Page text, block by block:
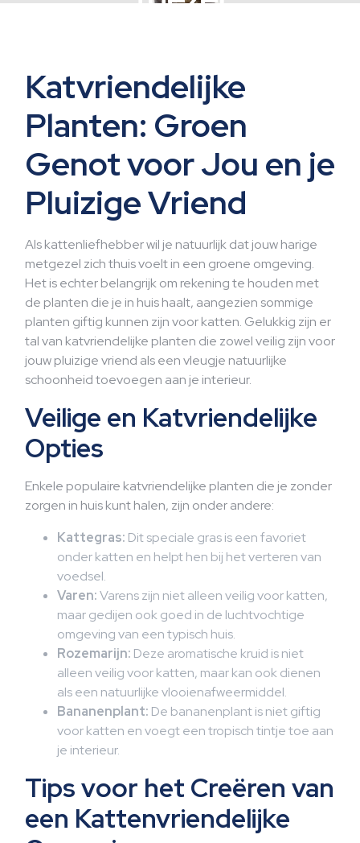
Katvriendelijke
Planten: Groen
Genot voor Jou en je
Pluizige Vriend
Als kattenliefhebber wil je natuurlijk dat jouw harige
metgezel zich thuis voelt in een groene omgeving.
Het is echter belangrijk om rekening te houden met
de planten die je in huis haalt, aangezien sommige
planten giftig kunnen zijn voor katten. Gelukkig zijn er
tal van katvriendelijke planten die zowel veilig zijn voor
jouw pluizige vriend als een vleugje natuurlijke
schoonheid toevoegen aan je interieur.
Veilige en Katvriendelijke
Opties
Enkele populaire katvriendelijke planten die je zonder
zorgen in huis kunt halen, zijn onder andere:
Kattegras: Dit speciale gras is een favoriet
onder katten en helpt hen bij het verteren van
voedsel.
Varen:Varens zijn niet alleen veilig voor katten,
maar gedijen ook goed in de luchtvochtige
omgeving van een typisch huis.
Rozemarijn: Deze aromatische kruid is niet
alleen veilig voor katten, maar kan ook dienen
als een natuurlijke vlooienafweermiddel.
Bananenplant: De bananenplant is niet giftig
voor katten en voegt een tropisch tintje toe aan
je interieur.
Tips voor het Creëren van
een Kattenvriendelijke